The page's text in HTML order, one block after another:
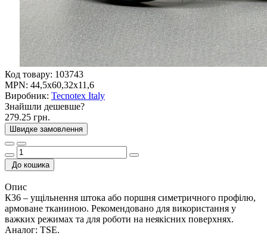
Код товару: 103743
MPN: 44,5x60,32x11,6
Виробник: Tecnotex Italy
Знайшли дешевше?
279.25 грн.
Швидке замовлення
До кошика
Опис
К36 – ущільнення штока або поршня симетричного профілю,
армоване тканиною. Рекомендовано для використання у
важких режимах та для роботи на неякісних поверхнях.
Аналог: TSE.